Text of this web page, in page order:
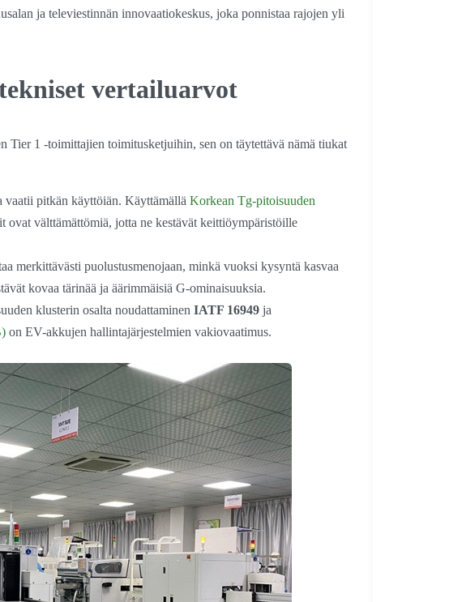
ja televiestinnän innovaatiokeskus, joka ponnistaa rajojen yli
vertailuarvot
Tier 1 -toimittajien toimitusketjuihin, sen on täytettävä nämä tiukat
pitkän käyttöiän. Käyttämällä Korkean Tg-pitoisuuden
ovat välttämättömiä, jotta ne kestävät keittiöympäristöille
merkittävästi puolustusmenojaan, minkä vuoksi kysyntä kasvaa
kovaa tärinää ja äärimmäisiä G-ominaisuuksia.
klusterin osalta noudattaminen IATF 16949 ja
on EV-akkujen hallintajärjestelmien vakiovaatimus.